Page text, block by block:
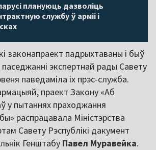
плануюць дазволіць
службу ў арміі і
законапраект падрыхтаваны і быў
экспертнай рады Савету
паведаміла іх прэс-служба.
праект Закону «Аб
у пытаннях праходжання
распрацавала Міністэрства
Савету Рэспублікі дакумент
Генштабу Павел Муравейка.